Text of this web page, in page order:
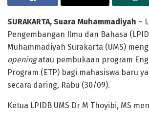
SURAKARTA, Suara Muhammadiyah –
Pengembangan Ilmu dan Bahasa
Muhammadiyah Surakarta (UMS)
openingatau pembukaan program
Program (ETP) bagi mahasiswa baru
secara daring, Rabu (30/09).
Ketua LPIDB UMS Dr M Thoyibi, MS